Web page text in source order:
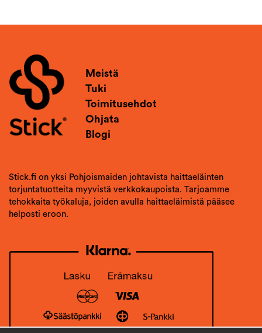
Meistä
Tuki
Toimitusehdot
Ohjata
Blogi
Stick.fi on yksi Pohjoismaiden johtavista haittaeläinten
torjuntatuotteita myyvistä verkkokaupoista. Tarjoamme
tehokkaita työkaluja, joiden avulla haittaeläimistä pääsee
helposti eroon.